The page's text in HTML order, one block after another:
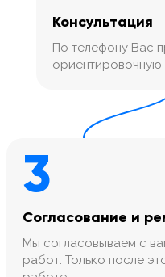
Консультация
По телефону Вас
3
Согласование и
Мы согласовываем с
работ. Только после